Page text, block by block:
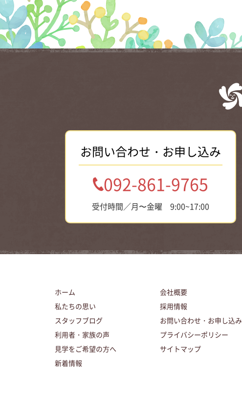
お問い合わせ・お申し込み
092-861-9765
受付時間／月〜金曜 9:00~17:00
ホーム
私たちの思い
スタッフブログ
利用者・家族の声
見学をご希望の方へ
新着情報
会社概要
採用情報
お問い合わせ・お申し込み
プライバシーポリシー
サイトマップ